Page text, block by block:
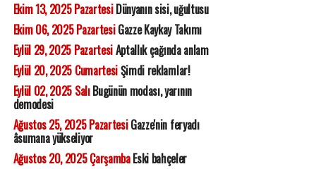
Ekim 13, 2025 PazartesiDünyanın sisi, uğultusu
Ekim 06, 2025 PazartesiGazze Kaykay Takımı
Eylül 29, 2025 PazartesiAptallık çağında anlam
Eylül 20, 2025 CumartesiŞimdi reklamlar!
Eylül 02, 2025 SalıBugünün modası, yarının
demodesi
Ağustos 25, 2025 PazartesiGazze'nin feryadı
âsumana yükseliyor
Ağustos 20, 2025 ÇarşambaEski bahçeler